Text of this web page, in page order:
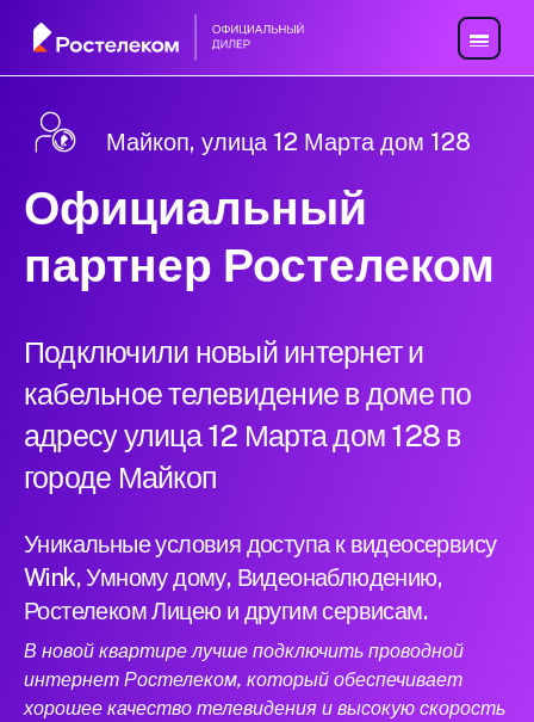
Майкоп, улица 12 Марта дом 128
Официальный
партнер Ростелеком
Подключили новый интернет и
кабельное телевидение в доме по
адресу улица 12 Марта дом 128 в
городе Майкоп
Уникальные условия доступа к видеосервису
Wink, Умному дому, Видеонаблюдению,
Ростелеком Лицею и другим сервисам.
В новой квартире лучше подключить проводной
интернет Ростелеком, который обеспечивает
хорошее качество телевидения и высокую скорость